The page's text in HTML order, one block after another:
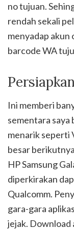
no tujuan.
rendah sekali
menyadap akun
barcode WA
Ini memberi
sementara saya
menarik seperti
besar
HP Samsung
diperkirakan
Qualcomm.
gara-gara
jejak. Download